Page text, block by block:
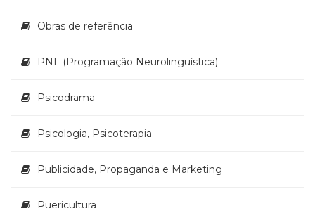
Prática
Obras de referência
PNL (Programação Neurolingüística)
Psicodrama
Psicologia, Psicoterapia
Publicidade, Propaganda e Marketing
Puericultura